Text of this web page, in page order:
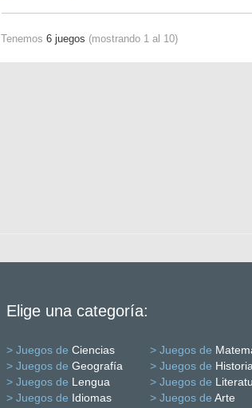
Tenemos 6 juegos (mostrando 1 al 10)
Elige una categoría:
> Juegos de Ciencias > Juegos de
> Juegos de Geografía > Juegos de Historia
> Juegos de Lengua > Juegos de
> Juegos de Idiomas > Juegos de Arte